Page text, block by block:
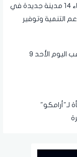
استشاري تخطيط: إنشاء 14 مدينة جديدة في
12 عامًا لدعم التنمية وتوفير
ارتفاع جديد.. سعر الذهب اليوم الأحد 9
لـ"أرامكو"